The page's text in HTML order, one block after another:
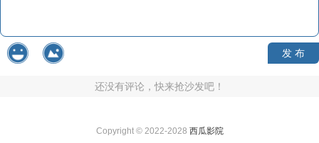
发 布
还没有评论，快来抢沙发吧！
Copyright © 2022-2028 西瓜影院